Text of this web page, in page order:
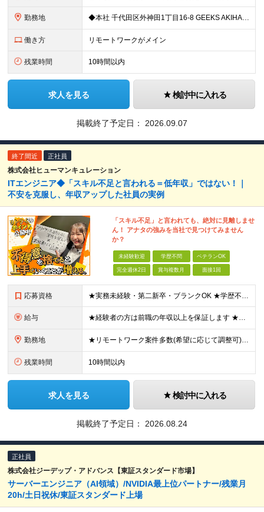
勤務地 ◆本社 千代田区外神田1丁目16-8 GEEKS AKIHABARA 3階 ◆リモートワーク者多数 ※上記を除く当社関連勤務地
働き方 リモートワークがメイン
残業時間 10時間以内
求人を見る 検討中に入れる
掲載終了予定日： 2026.09.07
終了間近 正社員
株式会社ヒューマンキュレーション
ITエンジニア◆「スキル不足と言われる＝低年収」ではない！｜
不安を克服し、年収アップした社員の実例
「スキル不足」と言われても、絶対に見離しませ
ん！ アナタの強みを当社で見つけてみません
か？
未経験歓迎 学歴不問 ベテランOK
完全週休2日 賞与複数月 面接1回
応募資格 ★実務未経験・第二新卒・ブランクOK ★学歴不問 学校やスクール、職業訓練などで学んだことがあるというレベルの若手から、豊富な経験があるベテランまで、幅広い層の方とまずはお話したいと考えています。また
給与 ★経験者の方は前職の年収以上を保証します ★案件単価を開示した上で80％以上を還元します 月給25万円以上＋賞与年2回 ※経験や能力を考慮の上で優遇します ※試用期間が3ヶ月(その間の給与・待遇・雇
勤務地 ★リモートワーク案件多数(希望に応じて調整可) ★勤務地は希望を考慮します ★転勤はありません ★U・Iターンも歓迎です！ 関西エリア(大阪・兵庫・京都・滋賀・奈良・和歌山)の取引先、または本社での
残業時間 10時間以内
求人を見る 検討中に入れる
掲載終了予定日： 2026.08.24
正社員
株式会社ジーデップ・アドバンス【東証スタンダード市場】
サーバーエンジニア（AI領域）/NVIDIA最上位パートナー/残業月
20h/土日祝休/東証スタンダード上場